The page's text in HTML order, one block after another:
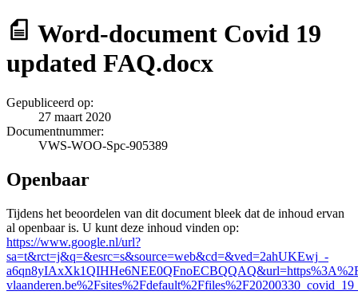
Word-document Covid 19
updated FAQ.docx
Gepubliceerd op:
27 maart 2020
Documentnummer:
VWS-WOO-Spc-905389
Openbaar
Tijdens het beoordelen van dit document bleek dat de inhoud ervan
al openbaar is. U kunt deze inhoud vinden op:
https://www.google.nl/url?
sa=t&rct=j&q=&esrc=s&source=web&cd=&ved=2ahUKEwj_-